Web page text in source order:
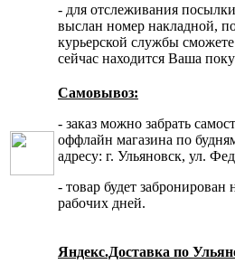
- для отслеживания
выслан номер накладной,
курьерской службы сможете
сейчас находится Ваша
Самовывоз:
- заказ можно забрать
оффлайн магазина по
адресу: г. Ульяновск, ул.
- товар будет
рабочих дней.
Яндекс.Доставка по